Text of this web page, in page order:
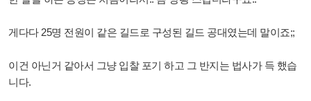
게다다 25명 전원이 같은 길드로 구성된 길드 공대였는데 말이죠;;
이건 아닌거 같아서 그냥 입찰 포기 하고 그 반지는 법사가 득 했습
니다.